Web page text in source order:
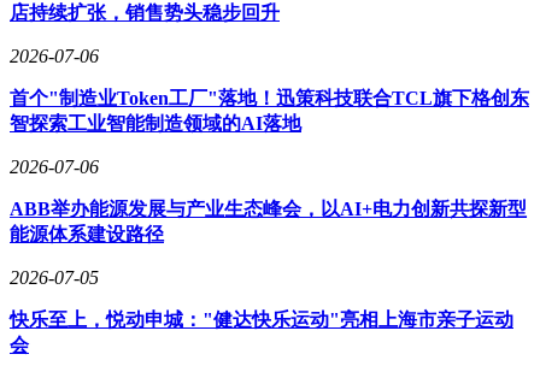
店持续扩张，销售势头稳步回升
2026-07-06
首个"制造业Token工厂"落地！迅策科技联合TCL旗下格创东
智探索工业智能制造领域的AI落地
2026-07-06
ABB举办能源发展与产业生态峰会，以AI+电力创新共探新型
能源体系建设路径
2026-07-05
快乐至上，悦动申城："健达快乐运动"亮相上海市亲子运动
会